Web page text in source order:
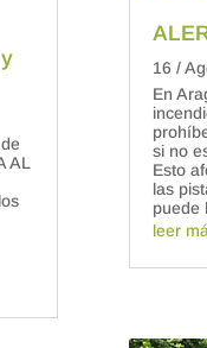
AL
16 /
En
si no
Esto
las
puede
leer